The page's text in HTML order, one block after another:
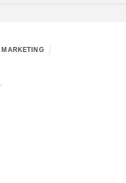
MARKETING